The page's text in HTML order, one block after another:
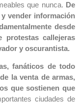
que nunca. De
vender información
desde
protestas callejeras
y oscurantista.
fanáticos de todo
la venta de armas,
que sostienen que
ciudades de